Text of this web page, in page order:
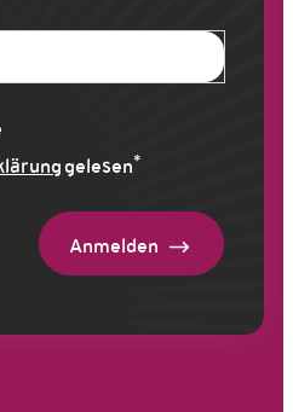
gelesen*
Anmelden